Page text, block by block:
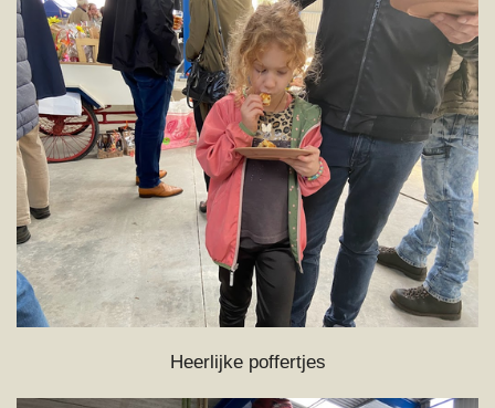
Heerlijke poffertjes